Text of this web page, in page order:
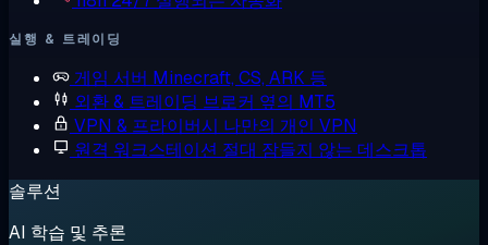
실행 & 트레이딩
게임 서버 Minecraft, CS, ARK 등
외환 & 트레이딩 브로커 옆의 MT5
VPN & 프라이버시 나만의 개인 VPN
원격 워크스테이션 절대 잠들지 않는 데스크톱
솔루션
AI 학습 및 추론